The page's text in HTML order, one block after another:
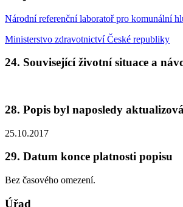
Národní referenční laboratoř pro komunální
Ministerstvo zdravotnictví České republiky
24. Související životní situace a
28. Popis byl naposledy
25.10.2017
29. Datum konce platnosti popisu
Bez časového omezení.
Úřad